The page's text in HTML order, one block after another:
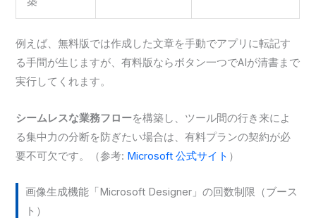
例えば、無料版では作成した文章を手動でアプリに転記す
る手間が生じますが、有料版ならボタン一つでAIが清書まで
実行してくれます。
シームレスな業務フローを構築し、ツール間の行き来によ
る集中力の分断を防ぎたい場合は、有料プランの契約が必
要不可欠です。（参考: Microsoft 公式サイト ）
画像生成機能「Microsoft Designer」の回数制限（ブース
ト）